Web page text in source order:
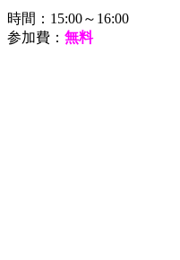
時間：15:00～16:00
参加費： 無料